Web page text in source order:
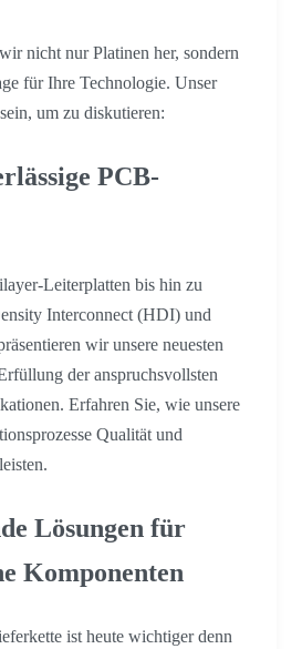
nicht nur Platinen her, sondern
für Ihre Technologie. Unser
um zu diskutieren:
PCB-
Leiterplatten bis hin zu
Interconnect (HDI) und
wir unsere neuesten
der anspruchsvollsten
Erfahren Sie, wie unsere
Qualität und
Lösungen für
Komponenten
ist heute wichtiger denn